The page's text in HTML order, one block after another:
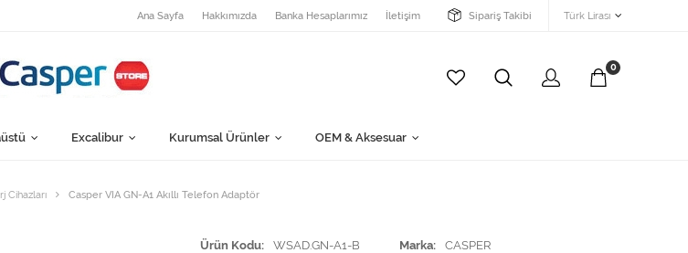
Türk Lirası
Ana Sayfa Hakkımızda Banka Hesaplarımız İletişim Sipariş Takibi
0
Excalibur Kurumsal Ürünler OEM & Aksesuar
Cihazları Casper VIA GN-A1 Akıllı Telefon Adaptör
Ürün Kodu WSAD.GN-A1-B Marka CASPER